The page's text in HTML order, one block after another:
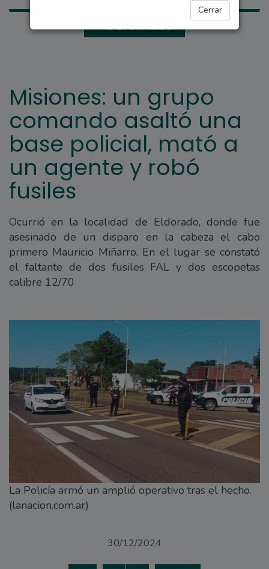
Cerrar
POLICIALES
Misiones: un grupo
comando asaltó una
base policial, mató a
un agente y robó
fusiles
Ocurrió en la localidad de Eldorado, donde fue
asesinado de un disparo en la cabeza el cabo
primero Mauricio Miñarro. En el lugar se constató
el faltante de dos fusiles FAL y dos escopetas
calibre 12/70
La Policía armó un amplió operativo tras el hecho.
(lanacion.com.ar)
30/12/2024